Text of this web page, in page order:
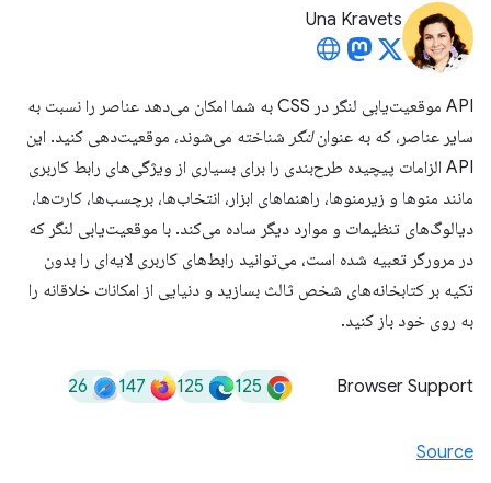
Una Kravets
API موقعیت‌یابی لنگر در CSS به شما امکان می‌دهد عناصر را نسبت به
سایر عناصر، که به عنوانلنگر شناخته می‌شوند، موقعیت‌دهی کنید. این
API الزامات پیچیده طرح‌بندی را برای بسیاری از ویژگی‌های رابط کاربری
مانند منوها و زیرمنوها، راهنماهای ابزار، انتخاب‌ها، برچسب‌ها، کارت‌ها،
دیالوگ‌های تنظیمات و موارد دیگر ساده می‌کند. با موقعیت‌یابی لنگر که
در مرورگر تعبیه شده است، می‌توانید رابط‌های کاربری لایه‌ای را بدون
تکیه بر کتابخانه‌های شخص ثالث بسازید و دنیایی از امکانات خلاقانه را
به روی خود باز کنید.
Browser Support
125
125
147
26
Source